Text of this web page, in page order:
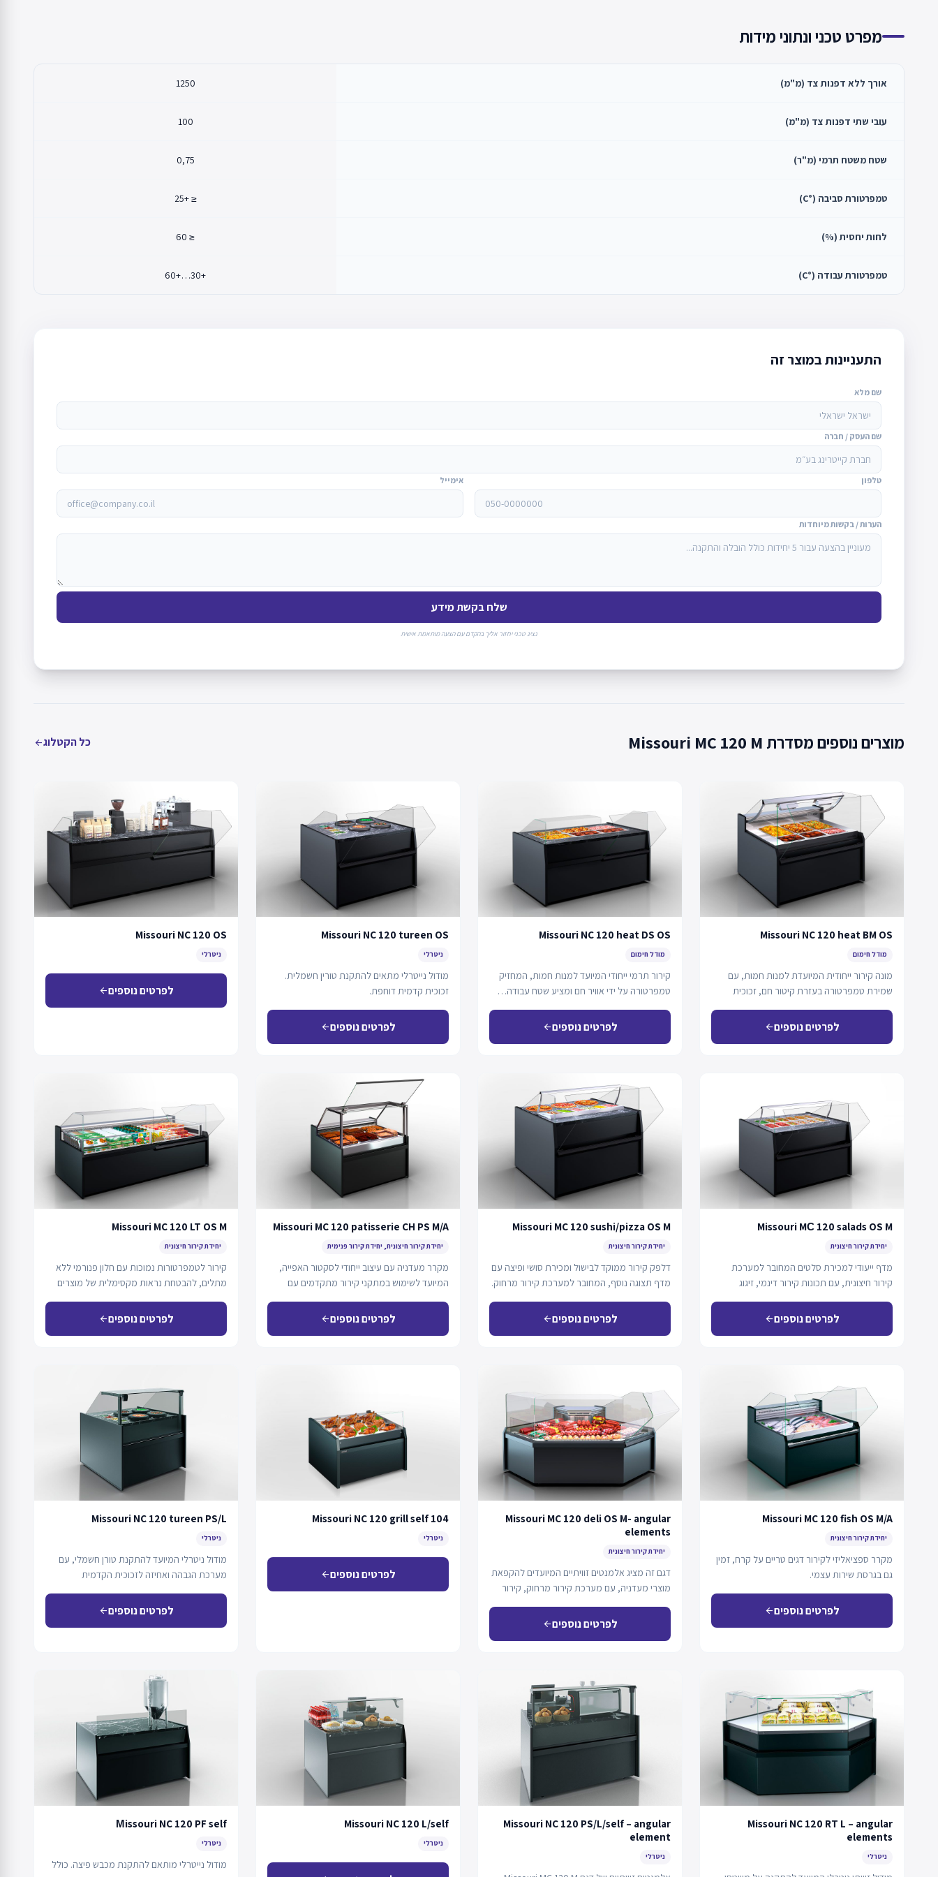
מפרט טכני ונתוני מידות
אורך ללא דפנות צד (מ"מ) 1250
עובי שתי דפנות צד (מ"מ) 100
שטח משטח תרמי (מ"ר) 0,75
טמפרטורת סביבה (°C) ≤ +25
לחות יחסית (%) ≤ 60
טמפרטורת עבודה (°C) +30…+60
התעניינות במוצר זה
שם מלא
שם העסק / חברה
טלפון אימייל
הערות / בקשות מיוחדות
שלח בקשת מידע
נציג טכני יחזור אליך בהקדם עם הצעה מותאמת אישית
מוצרים נוספים מסדרת Missouri MC 120 M כל הקטלוגarrow_back
Missouri NC 120 heat BM OS
מודל חימום
מונה קירור ייחודית המיועדת למנות חמות, עם
שמירת טמפרטורה בעזרת קיטור חם, זכוכית
לפרטים נוספיםarrow_back
Missouri NC 120 heat DS OS
מודל חימום
קירור תרמי ייחודי המיועד למנות חמות, המחזיק
טמפרטורה על ידי אוויר חם ומציע שטח עבודה…
לפרטים נוספיםarrow_back
Missouri NC 120 tureen OS
ניטרלי
מודול נייטרלי מתאים להתקנת טורין חשמלית.
זכוכית קדמית דוחפת.
לפרטים נוספיםarrow_back
Missouri NC 120 OS
ניטרלי
לפרטים נוספיםarrow_back
Missouri MС 120 salads OS M
יחידת קירור חיצונית
מדף ייעודי למכירת סלטים המחובר למערכת
קירור חיצונית, עם תכונות קירור דינמי, זיגוג
לפרטים נוספיםarrow_back
Missouri MC 120 sushi/pizza OS M
יחידת קירור חיצונית
דלפק קירור ממוקד לבישול ומכירת סושי ופיצה עם
מדף תצוגה נוסף, המחובר למערכת קירור מרחוק.
לפרטים נוספיםarrow_back
Missouri MC 120 patisserie CH PS M/A
יחידת קירור חיצונית, יחידת קירור פנימית
מקרר מעדניה עם עיצוב ייחודי לסקטור האפייה,
המיועד לשימוש במתקני קירור מתקדמים עם
לפרטים נוספיםarrow_back
Missouri MC 120 LT OS M
יחידת קירור חיצונית
קירור לטמפרטורות נמוכות עם חלון פנורמי ללא
מתלים, להבטחת נראות מקסימלית של מוצרים
לפרטים נוספיםarrow_back
Missouri MC 120 fish OS M/A
יחידת קירור חיצונית
מקרר ספציאליזי לקירור דגים טריים על קרח, זמין
גם בגרסת שירות עצמי.
לפרטים נוספיםarrow_back
Missouri MC 120 deli OS M- angular
elements
יחידת קירור חיצונית
דגם זה מציג אלמנטים זוויתיים המיועדים להקפאת
מוצרי מעדניה, עם מערכת קירור מרחוק, קירור
לפרטים נוספיםarrow_back
Missouri NC 120 grill self 104
ניטרלי
לפרטים נוספיםarrow_back
Missouri NC 120 tureen PS/L
ניטרלי
מודול ניטרלי המיועד להתקנת טורן חשמלי, עם
מערכת הגבהה ואחיזה לזכוכית הקדמית
לפרטים נוספיםarrow_back
Missouri NC 120 RT L – angular
elements
ניטרלי
Missouri NC 120 PS/L/self – angular
element
ניטרלי
Missouri NC 120 L/self
ניטרלי
Мissouri NC 120 PF self
ניטרלי
מודול נייטרלי מותאם להתקנת מכבש פיצה. כולל